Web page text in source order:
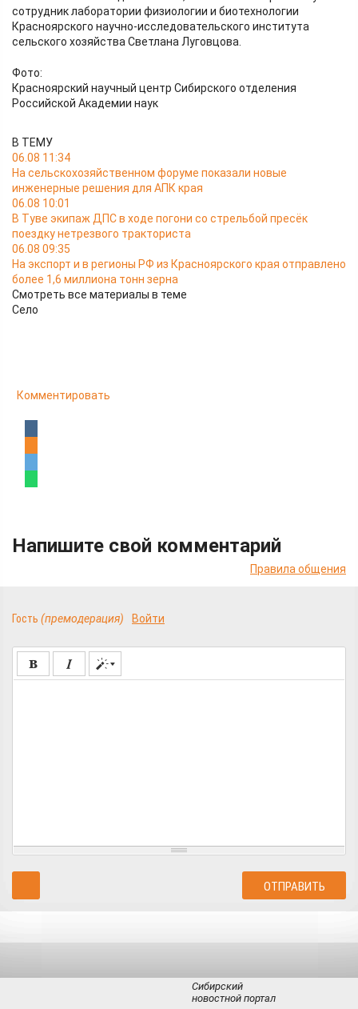
сотрудник лаборатории физиологии и биотехнологии
Красноярского научно-исследовательского института
сельского хозяйства Светлана Луговцова.
Фото:
Красноярский научный центр Сибирского отделения
Российской Академии наук
В ТЕМУ
06.08 11:34
На сельскохозяйственном форуме показали новые
инженерные решения для АПК края
06.08 10:01
В Туве экипаж ДПС в ходе погони со стрельбой пресёк
поездку нетрезвого тракториста
06.08 09:35
На экспорт и в регионы РФ из Красноярского края отправлено
более 1,6 миллиона тонн зерна
Смотреть все материалы в теме
Село
Комментировать
Напишите свой комментарий
Правила общения
Гость (премодерация) Войти
Сибирский
новостной портал